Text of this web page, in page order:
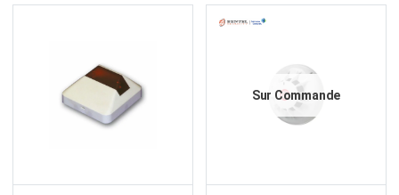
Sur Commande